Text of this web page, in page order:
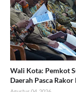
Wali Kota: Pemkot
Daerah Pasca